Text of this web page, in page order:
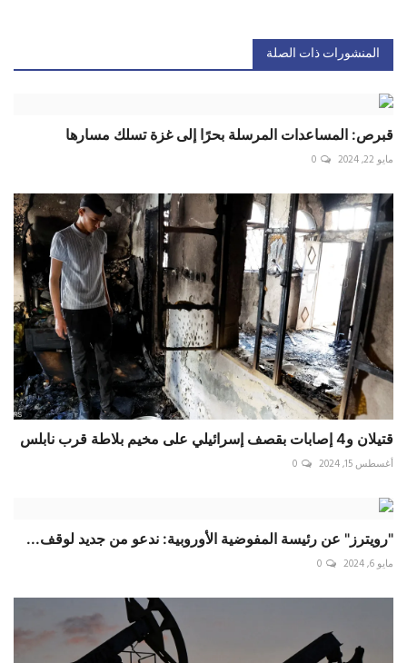
المنشورات ذات الصلة
قبرص: المساعدات المرسلة بحرًا إلى غزة تسلك مسارها
مايو 22, 2024 0
قتيلان و4 إصابات بقصف إسرائيلي على مخيم بلاطة قرب نابلس
أغسطس 15, 2024 0
"رويترز" عن رئيسة المفوضية الأوروبية: ندعو من جديد لوقف...
مايو 6, 2024 0